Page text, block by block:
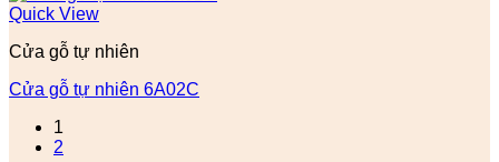
Quick View
Cửa gỗ tự nhiên
Cửa gỗ tự nhiên 6A02C
1
2